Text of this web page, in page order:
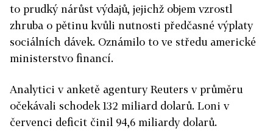
to prudký nárůst výdajů, jejichž objem vzrostl
zhruba o pětinu kvůli nutnosti předčasné výplaty
sociálních dávek. Oznámilo to ve středu americké
ministerstvo financí.
Analytici v anketě agentury Reuters v průměru
očekávali schodek 132 miliard dolarů. Loni v
červenci deficit činil 94,6 miliardy dolarů.